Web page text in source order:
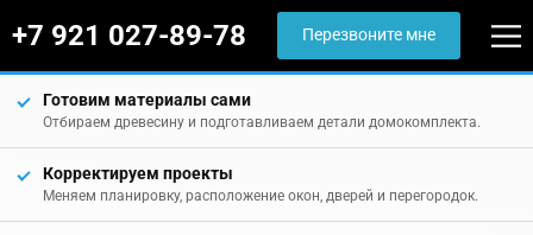
+7 921 027-89-78 Перезвоните мне
Готовим материалы сами
Отбираем древесину и подготавливаем детали домокомплекта.
Корректируем проекты
Меняем планировку, расположение окон, дверей и перегородок.